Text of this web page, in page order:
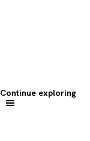
Continue exploring